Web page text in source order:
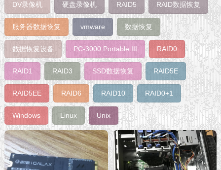
DV录像机 硬盘录像机 RAID5 RAID数据恢复
服务器数据恢复 vmware 数据恢复
数据恢复设备 PC-3000 Portable III RAID0
RAID1 RAID3 SSD数据恢复 RAID5E
RAID5EE RAID6 RAID10 RAID0+1
Windows Linux Unix